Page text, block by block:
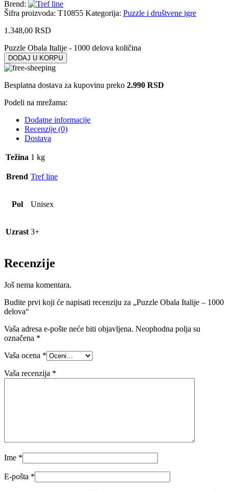
Brend:
Šifra proizvoda: T10855 Kategorija: Puzzle i društvene igre
1.348,00 RSD
Puzzle Obala Italije - 1000 delova količina
DODAJ U KORPU
Besplatna dostava za kupovinu preko 2.990 RSD
Podeli na mrežama:
Dodatne informacije
Recenzije (0)
Dostava
Težina 1 kg
Brend Tref line
Pol Unisex
Uzrast 3+
Recenzije
Još nema komentara.
Budite prvi koji će napisati recenziju za „Puzzle Obala Italije – 1000
delova“
Vaša adresa e-pošte neće biti objavljena. Neophodna polja su
označena *
Vaša ocena *
Vaša recenzija *
Ime *
E-pošta *